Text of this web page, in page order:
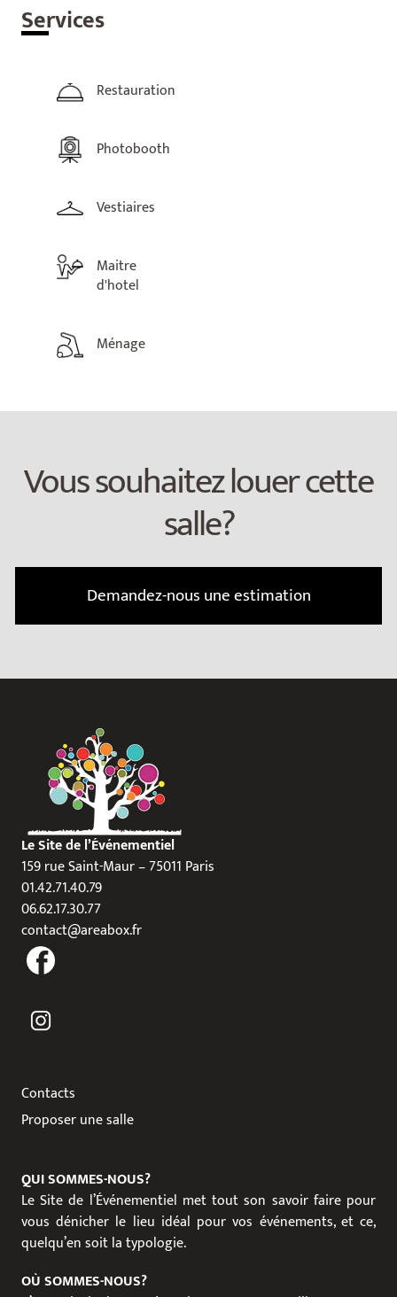
Services
Restauration
Photobooth
Vestiaires
Maitre
d'hotel
Ménage
Vous souhaitez louer cette
salle?
Demandez-nous une estimation
Le Site de l’Événementiel
159 rue Saint-Maur – 75011 Paris
01.42.71.40.79
06.62.17.30.77
contact@areabox.fr
Contacts
Proposer une salle
QUI SOMMES-NOUS?
Le Site de l’Événementiel met tout son savoir faire pour
vous dénicher le lieu idéal pour vos événements, et ce,
quelqu’en soit la typologie.
OÙ SOMMES-NOUS?